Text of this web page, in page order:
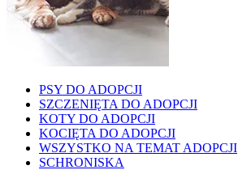
PSY DO ADOPCJI
SZCZENIĘTA DO ADOPCJI
KOTY DO ADOPCJI
KOCIĘTA DO ADOPCJI
WSZYSTKO NA TEMAT ADOPCJI
SCHRONISKA